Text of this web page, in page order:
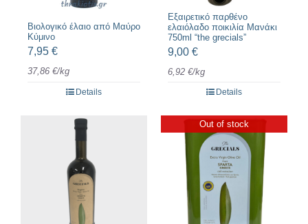
Βιολογικό έλαιο από Μαύρο
Κύμινο
7,95 €
37,86 €/kg
Details
Εξαιρετικό παρθένο
ελαιόλαδο ποικιλία Μανάκι
750ml “the grecials”
9,00 €
6,92 €/kg
Details
Out of stock